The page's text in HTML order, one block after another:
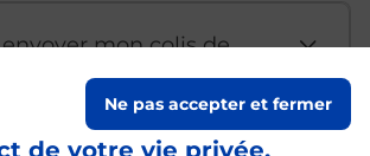
de votre vie privée,
Ne pas accepter et fermer
mon colis de